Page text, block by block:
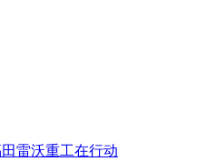
雷沃重工在行动